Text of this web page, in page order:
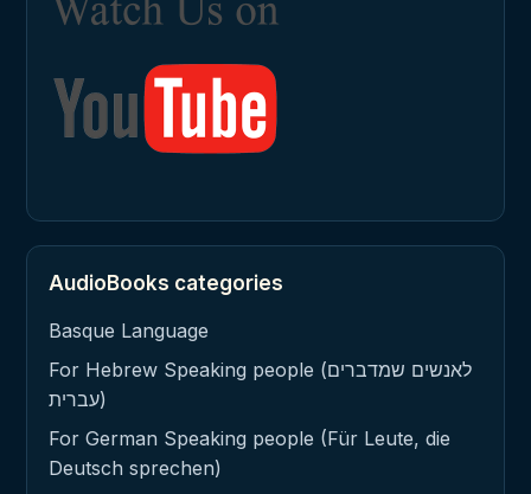
AudioBooks categories
Basque Language
For Hebrew Speaking people (לאנשים שמדברים
עברית)
For German Speaking people (Für Leute, die
Deutsch sprechen)